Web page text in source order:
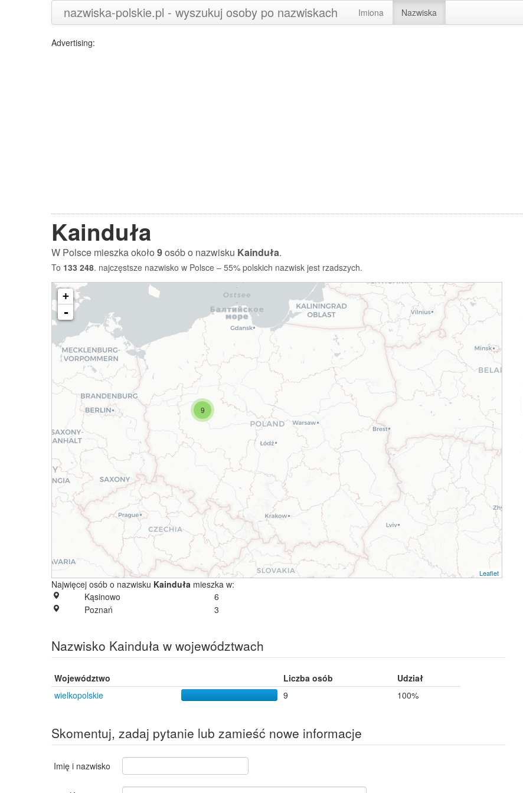
nazwiska-polskie.pl - wyszukuj osoby po nazwiskach Imiona Nazwiska
Advertising:
Kainduła
W Polsce mieszka około9osób o nazwisku Kainduła.
To 133 248. najczęstsze nazwisko w Polsce – 55% polskich nazwisk jest rzadszych.
9
+
-
Leaflet
Najwięcej osób o nazwisku Kainduła mieszka w:
Kąsinowo
6
Poznań
3
Nazwisko Kainduła w województwach
Województwo Liczba osób
Udział
wielkopolskie
9 100%
Skomentuj, zadaj pytanie lub zamieść nowe informacje
Imię i nazwisko